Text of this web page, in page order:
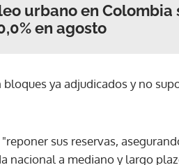
urbano en Colombia
en agosto
bloques ya adjudicados y no
sus reservas,
nacional a mediano y largo